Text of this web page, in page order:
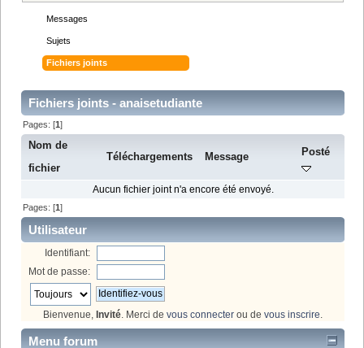
Messages
Sujets
Fichiers joints
Fichiers joints - anaisetudiante
Pages: [1]
Nom de
fichier
Téléchargements Message Posté
Aucun fichier joint n'a encore été envoyé.
Pages: [1]
Utilisateur
Identifiant:
Mot de passe:
Bienvenue, Invité. Merci de vous connecter ou de vous inscrire.
Menu forum